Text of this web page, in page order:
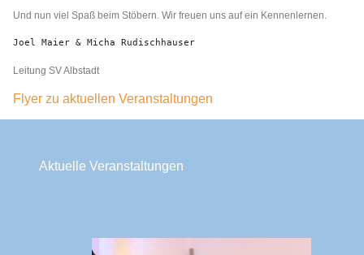
Und nun viel Spaß beim Stöbern. Wir freuen uns auf ein Kennenlernen.
Joel Maier & Micha Rudischhauser
Leitung SV Albstadt
Flyer zu aktuellen Veranstaltungen
Aktuelle Veranstaltungen